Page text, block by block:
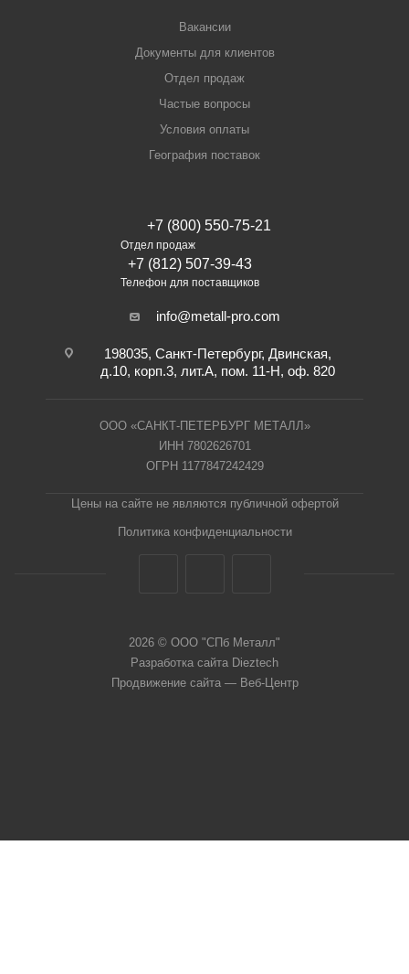
Вакансии
Документы для клиентов
Отдел продаж
Частые вопросы
Условия оплаты
География поставок
+7 (800) 550-75-21
Отдел продаж
+7 (812) 507-39-43
Телефон для поставщиков
info@metall-pro.com
198035, Санкт-Петербург, Двинская,
д.10, корп.3, лит.А, пом. 11-Н, оф. 820
ООО «САНКТ-ПЕТЕРБУРГ МЕТАЛЛ»
ИНН 7802626701
ОГРН 1177847242429
Цены на сайте не являются публичной офертой
Политика конфиденциальности
2026 © ООО "СПб Металл"
Разработка сайта Dieztech
Продвижение сайта — Веб-Центр